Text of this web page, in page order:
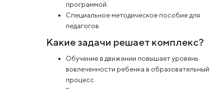
программой.
Специальное методическое пособие для
педагогов.
Какие задачи решает комплекс?
Обучение в движении повышает уровень
вовлеченности ребенка в образовательный
процесс.